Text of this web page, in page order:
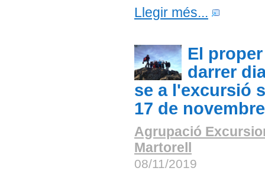
Llegir més...
El
darrer
se a l'excursió
17 de novembre
Agrupació
Martorell
08/11/2019